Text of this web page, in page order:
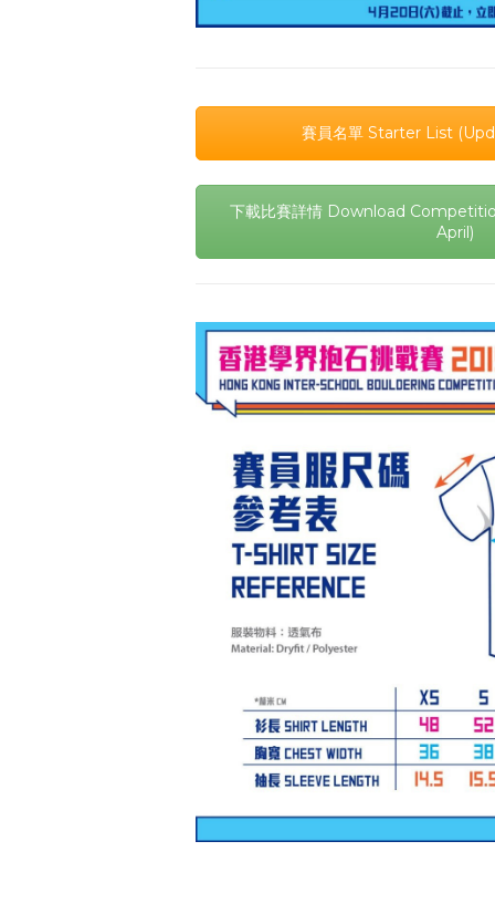
賽員名單 Starter List
下載比賽詳情 Download
April)